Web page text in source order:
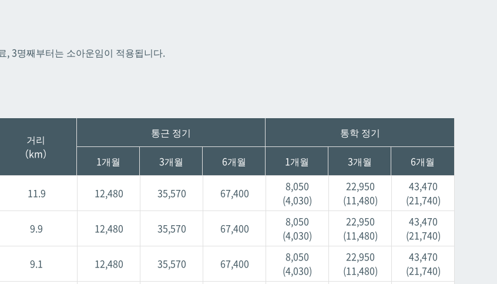
, 3명째부터는 소아운임이 적용됩니다.
거리
（km）
통근 정기 통학 정기
1개월 3개월 6개월 1개월 3개월 6개월
11.9 12,480 35,570 67,400
8,050
(4,030)
22,950
(11,480)
43,470
(21,740)
9.9 12,480 35,570 67,400
8,050
(4,030)
22,950
(11,480)
43,470
(21,740)
9.1 12,480 35,570 67,400
8,050
(4,030)
22,950
(11,480)
43,470
(21,740)